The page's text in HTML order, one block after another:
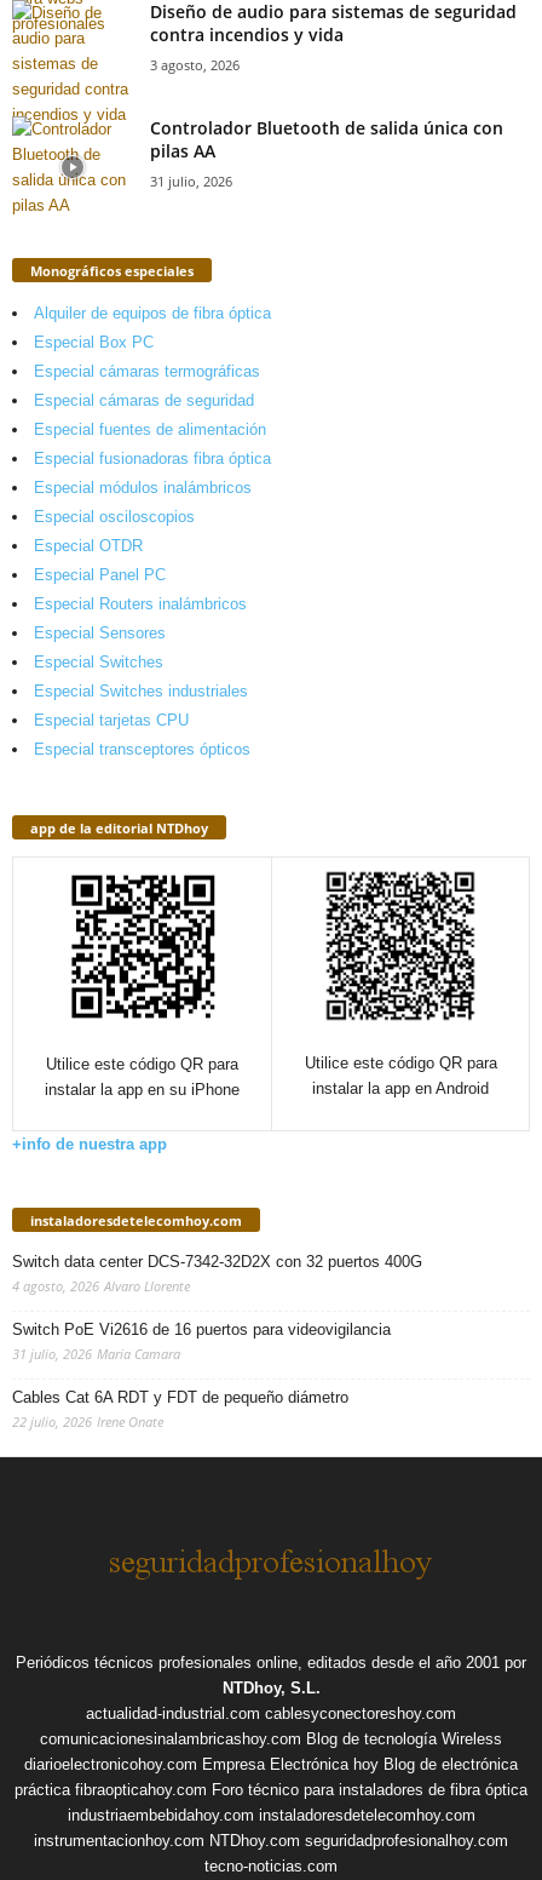
Diseño de audio para sistemas de seguridad
contra incendios y vida
3 agosto, 2026
Controlador Bluetooth de salida única con
pilas AA
31 julio, 2026
Monográficos especiales
Alquiler de equipos de fibra óptica
Especial Box PC
Especial cámaras termográficas
Especial cámaras de seguridad
Especial fuentes de alimentación
Especial fusionadoras fibra óptica
Especial módulos inalámbricos
Especial osciloscopios
Especial OTDR
Especial Panel PC
Especial Routers inalámbricos
Especial Sensores
Especial Switches
Especial Switches industriales
Especial tarjetas CPU
Especial transceptores ópticos
app de la editorial NTDhoy
Utilice este código QR para
instalar la app en su iPhone
Utilice este código QR para
instalar la app en Android
+info de nuestra app
instaladoresdetelecomhoy.com
Switch data center DCS-7342-32D2X con 32 puertos 400G
4 agosto, 2026 Alvaro Llorente
Switch PoE Vi2616 de 16 puertos para videovigilancia
31 julio, 2026 Maria Camara
Cables Cat 6A RDT y FDT de pequeño diámetro
22 julio, 2026 Irene Onate
Periódicos técnicos profesionales online, editados desde el año 2001 por
NTDhoy, S.L.
actualidad-industrial.com cablesyconectoreshoy.com
comunicacionesinalambricashoy.com Blog de tecnología Wireless
diarioelectronicohoy.com Empresa Electrónica hoy Blog de electrónica
práctica fibraopticahoy.com Foro técnico para instaladores de fibra óptica
industriaembebidahoy.com instaladoresdetelecomhoy.com
instrumentacionhoy.com NTDhoy.com seguridadprofesionalhoy.com
tecno-noticias.com